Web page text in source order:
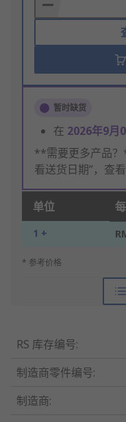
暂时缺货
在 2026年9月
**需要更多产品
看送货日期”，查
单位
1 +
* 参考价格
RS 库存编号:
制造商零件编号:
制造商: